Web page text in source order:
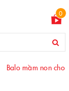
0
Balo mầm non cho